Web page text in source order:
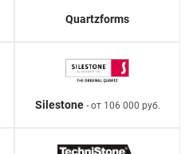
Quartzforms
Silestone- от 106 000 руб.